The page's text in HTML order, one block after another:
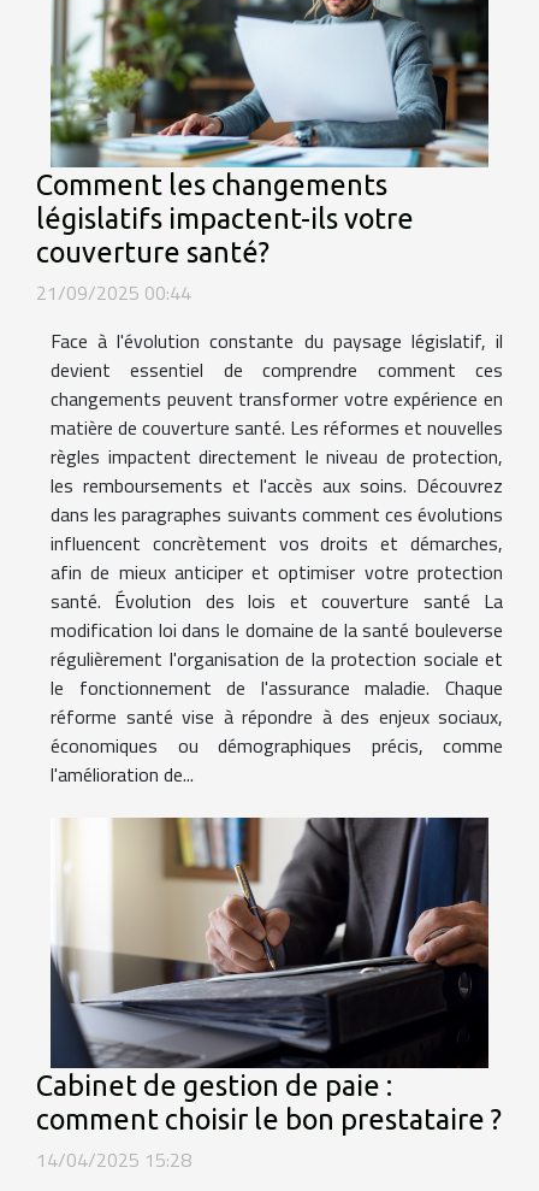
Comment les changements
législatifs impactent-ils votre
couverture santé?
21/09/2025 00:44
Face à l'évolution constante du paysage législatif, il
devient essentiel de comprendre comment ces
changements peuvent transformer votre expérience en
matière de couverture santé. Les réformes et nouvelles
règles impactent directement le niveau de protection,
les remboursements et l'accès aux soins. Découvrez
dans les paragraphes suivants comment ces évolutions
influencent concrètement vos droits et démarches,
afin de mieux anticiper et optimiser votre protection
santé. Évolution des lois et couverture santé La
modification loi dans le domaine de la santé bouleverse
régulièrement l'organisation de la protection sociale et
le fonctionnement de l'assurance maladie. Chaque
réforme santé vise à répondre à des enjeux sociaux,
économiques ou démographiques précis, comme
l'amélioration de...
Cabinet de gestion de paie :
comment choisir le bon prestataire ?
14/04/2025 15:28